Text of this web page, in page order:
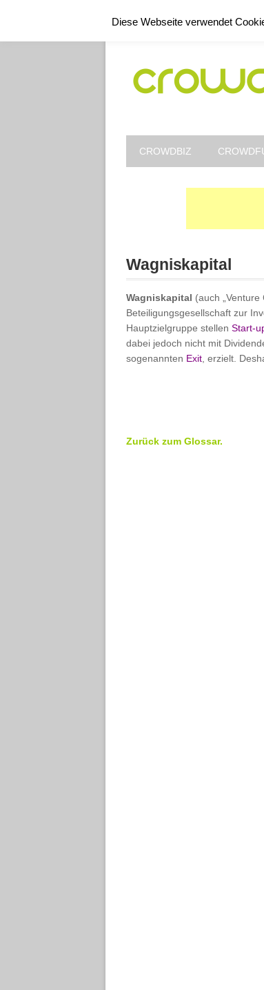
CROWDBIZ
Wagniskapital
Wagniskapital (auch „Venture
Beteiligungsgesellschaft zur
Hauptzielgruppe stellen Start-
dabei jedoch nicht mit
sogenannten Exit , erzielt.
Zurück zum Glossar.
Diese Webseite verwendet